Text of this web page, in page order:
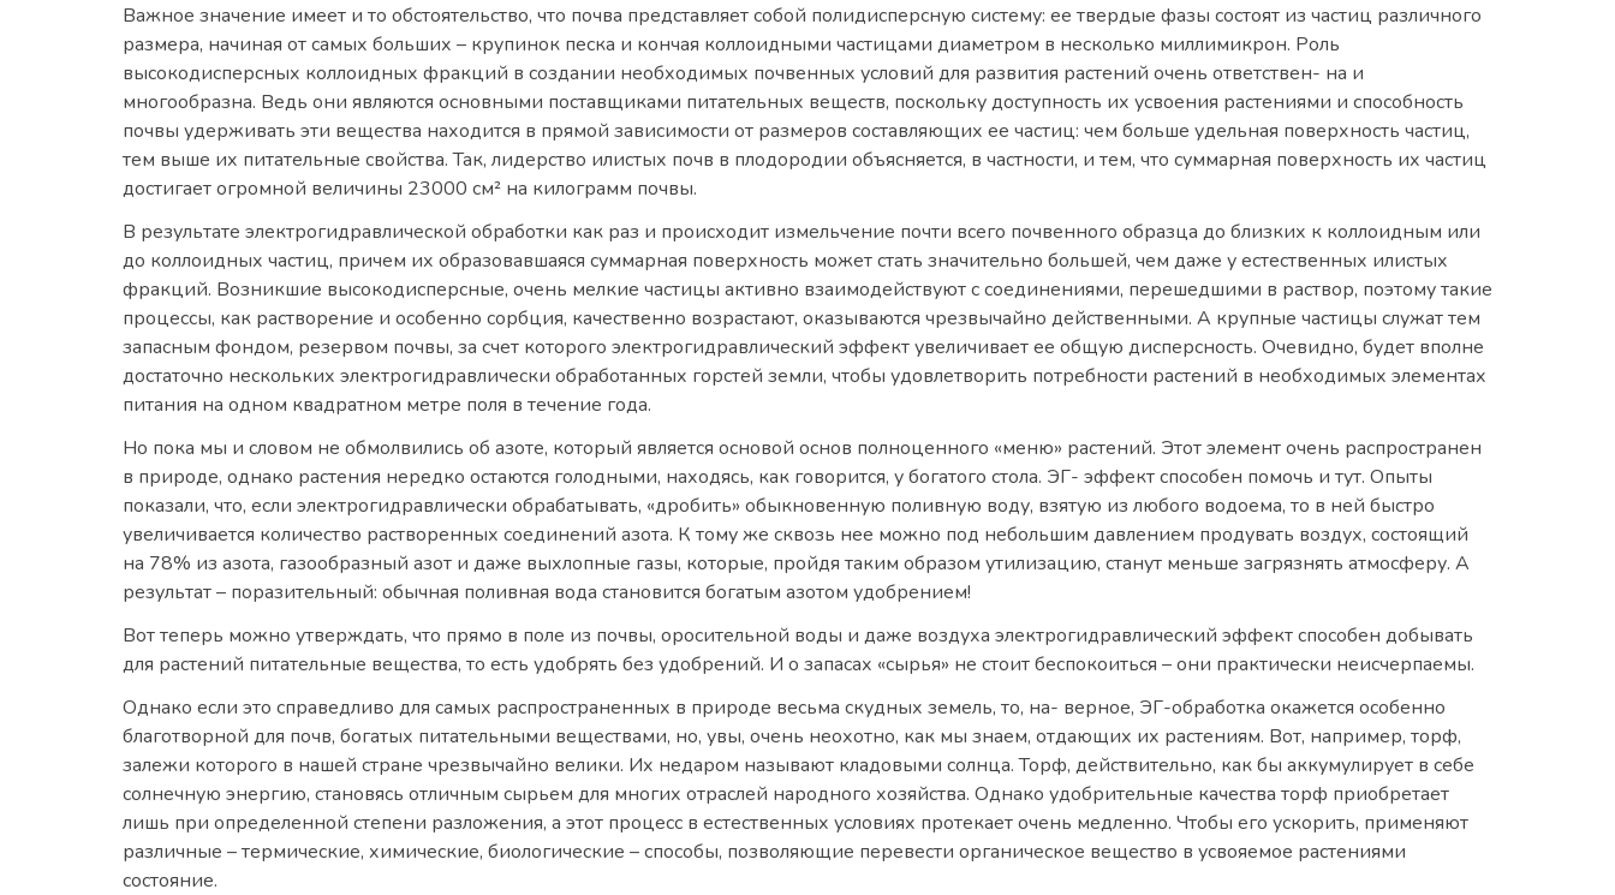
Важное значение имеет и то обстоятельство, что почва представляет собой полидисперсную систему: ее твердые фазы состоят из частиц различного
размера, начиная от самых больших – крупинок песка и кончая коллоидными частицами диаметром в несколько миллимикрон. Роль
высокодисперсных коллоидных фракций в создании необходимых почвенных условий для развития растений очень ответствен- на и
многообразна. Ведь они являются основными поставщиками питательных веществ, поскольку доступность их усвоения растениями и способность
почвы удерживать эти вещества находится в прямой зависимости от размеров составляющих ее частиц: чем больше удельная поверхность частиц,
тем выше их питательные свойства. Так, лидерство илистых почв в плодородии объясняется, в частности, и тем, что суммарная поверхность их частиц
достигает огромной величины 23000 см² на килограмм почвы.
В результате электрогидравлической обработки как раз и происходит измельчение почти всего почвенного образца до близких к коллоидным или
до коллоидных частиц, причем их образовавшаяся суммарная поверхность может стать значительно большей, чем даже у естественных илистых
фракций. Возникшие высокодисперсные, очень мелкие частицы активно взаимодействуют с соединениями, перешедшими в раствор, поэтому такие
процессы, как растворение и особенно сорбция, качественно возрастают, оказываются чрезвычайно действенными. А крупные частицы служат тем
запасным фондом, резервом почвы, за счет которого электрогидравлический эффект увеличивает ее общую дисперсность. Очевидно, будет вполне
достаточно нескольких электрогидравлически обработанных горстей земли, чтобы удовлетворить потребности растений в необходимых элементах
питания на одном квадратном метре поля в течение года.
Но пока мы и словом не обмолвились об азоте, который является основой основ полноценного «меню» растений. Этот элемент очень распространен
в природе, однако растения нередко остаются голодными, находясь, как говорится, у богатого стола. ЭГ- эффект способен помочь и тут. Опыты
показали, что, если электрогидравлически обрабатывать, «дробить» обыкновенную поливную воду, взятую из любого водоема, то в ней быстро
увеличивается количество растворенных соединений азота. К тому же сквозь нее можно под небольшим давлением продувать воздух, состоящий
на 78% из азота, газообразный азот и даже выхлопные газы, которые, пройдя таким образом утилизацию, станут меньше загрязнять атмосферу. А
результат – поразительный: обычная поливная вода становится богатым азотом удобрением!
Вот теперь можно утверждать, что прямо в поле из почвы, оросительной воды и даже воздуха электрогидравлический эффект способен добывать
для растений питательные вещества, то есть удобрять без удобрений. И о запасах «сырья» не стоит беспокоиться – они практически неисчерпаемы.
Однако если это справедливо для самых распространенных в природе весьма скудных земель, то, на- верное, ЭГ-обработка окажется особенно
благотворной для почв, богатых питательными веществами, но, увы, очень неохотно, как мы знаем, отдающих их растениям. Вот, например, торф,
залежи которого в нашей стране чрезвычайно велики. Их недаром называют кладовыми солнца. Торф, действительно, как бы аккумулирует в себе
солнечную энергию, становясь отличным сырьем для многих отраслей народного хозяйства. Однако удобрительные качества торф приобретает
лишь при определенной степени разложения, а этот процесс в естественных условиях протекает очень медленно. Чтобы его ускорить, применяют
различные – термические, химические, биологические – способы, позволяющие перевести органическое вещество в усвояемое растениями
состояние.